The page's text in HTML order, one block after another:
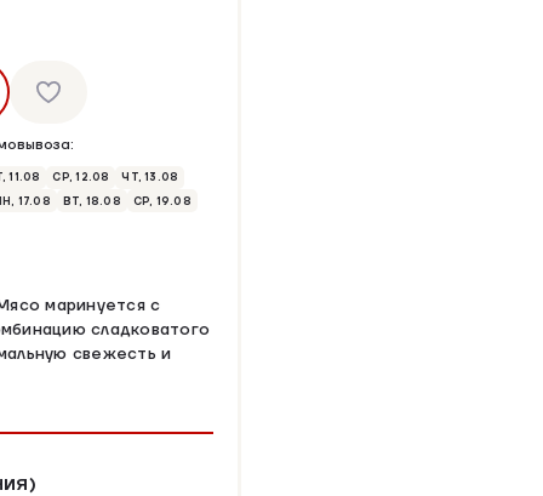
11.08 СР, 12.08
ЧТ, 13.08
17.08 ВТ, 18.08
СР, 19.08
маринуется с
сладковатого
свежесть и